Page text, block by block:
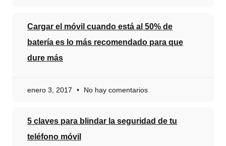
Cargar el móvil cuando está al 50% de
batería es lo más recomendado para que
dure más
enero 3, 2017 No hay comentarios
5 claves para blindar la seguridad de tu
teléfono móvil